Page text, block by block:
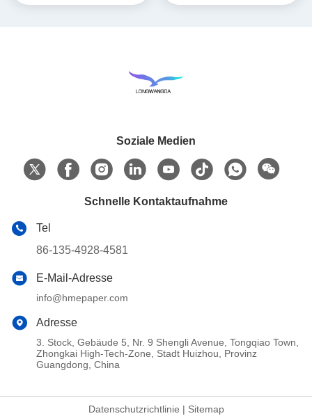
Soziale Medien
Schnelle Kontaktaufnahme
Tel
86-135-4928-4581
E-Mail-Adresse
info@hmepaper.com
Adresse
3. Stock, Gebäude 5, Nr. 9 Shengli Avenue, Tongqiao Town,
Zhongkai High-Tech-Zone, Stadt Huizhou, Provinz
Guangdong, China
Datenschutzrichtlinie | Sitemap